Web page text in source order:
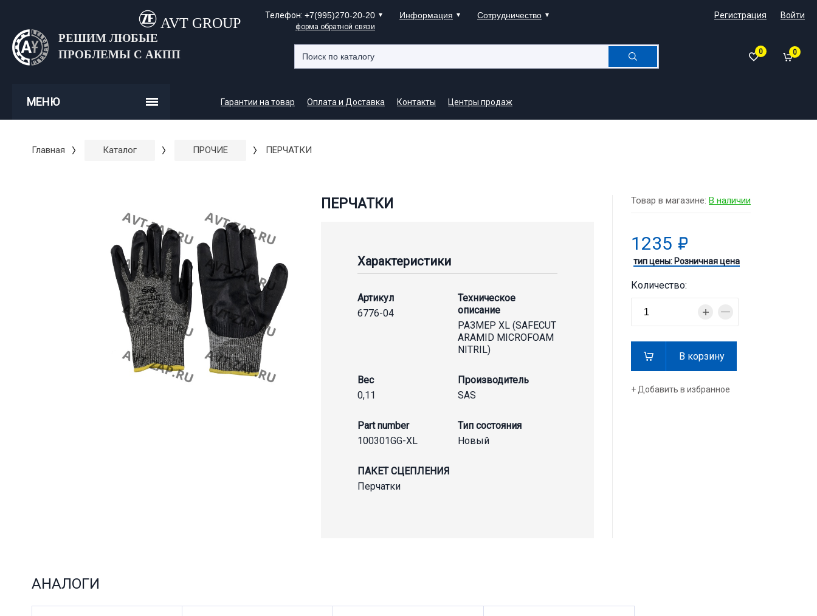
AVT GROUP Телефон: +7(995)270-20-20
форма обратной связи
Информация Сотрудничество Регистрация Войти
РЕШИМ ЛЮБЫЕ
ПРОБЛЕМЫ С АКПП
0 0
МЕНЮ Гарантии на товар Оплата и Доставка Контакты Центры продаж
Главная Каталог ПРОЧИЕ ПЕРЧАТКИ
ПЕРЧАТКИ
Характеристики
Артикул
6776-04
Техническое
описание
РАЗМЕР XL (SAFECUT
ARAMID MICROFOAM
NITRIL)
Вес
0,11
Производитель
SAS
Part number
100301GG-XL
Тип состояния
Новый
ПАКЕТ СЦЕПЛЕНИЯ
Перчатки
Товар в магазине: В наличии
1235
тип цены: Розничная цена
Количество:
В корзину
+ Добавить в избранное
АНАЛОГИ